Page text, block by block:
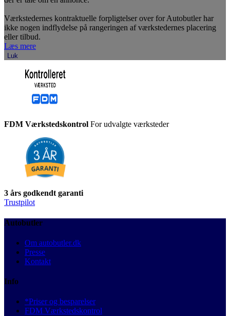
Værkstedernes kontraktuelle forpligtelser over for Autobutler har
ikke nogen indflydelse på rangeringen af værkstedernes placering
eller tilbud.
Læs mere
Luk
FDM Værkstedskontrol For udvalgte værksteder
3 års godkendt garanti
Trustpilot
Autobutler
Om autobutler.dk
Presse
Kontakt
Info
*Priser og besparelser
FDM Værkstedskontrol